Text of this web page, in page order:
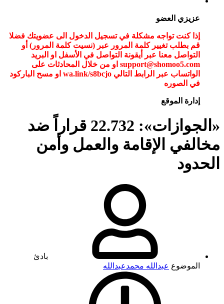
عزيزي العضو
إذا كنت تواجه مشكلة في تسجيل الدخول الى عضويتك فضلا
قم بطلب تغيير كلمة المرور عبر (نسيت كلمة المرور) أو
التواصل معنا عبر أيقونة التواصل في الأسفل او البريد
support@shomoo5.com او من خلال المحادثات على
الواتساب عبر الرابط التالي wa.link/s8bcjo او مسح الباركود
في الصوره
إدارة الموقع
«الجوازات»: 22.732 قراراً ضد
مخالفي الإقامة والعمل وأمن
الحدود
بادئ
الموضوع عبدالله محمدعبدالله